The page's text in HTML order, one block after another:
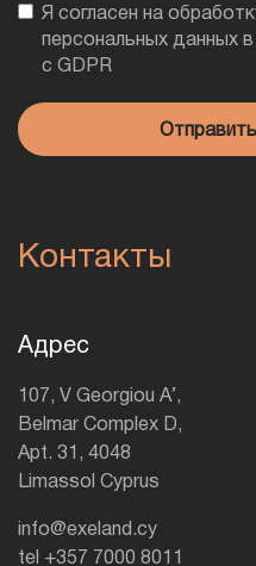
Я согласен на
персональных данных
с GDPR
Контакты
Адрес
107, V Georgiou A’,
Belmar Complex D,
Apt. 31, 4048
Limassol Cyprus
info@exeland.cy
tel +357 7000 8011